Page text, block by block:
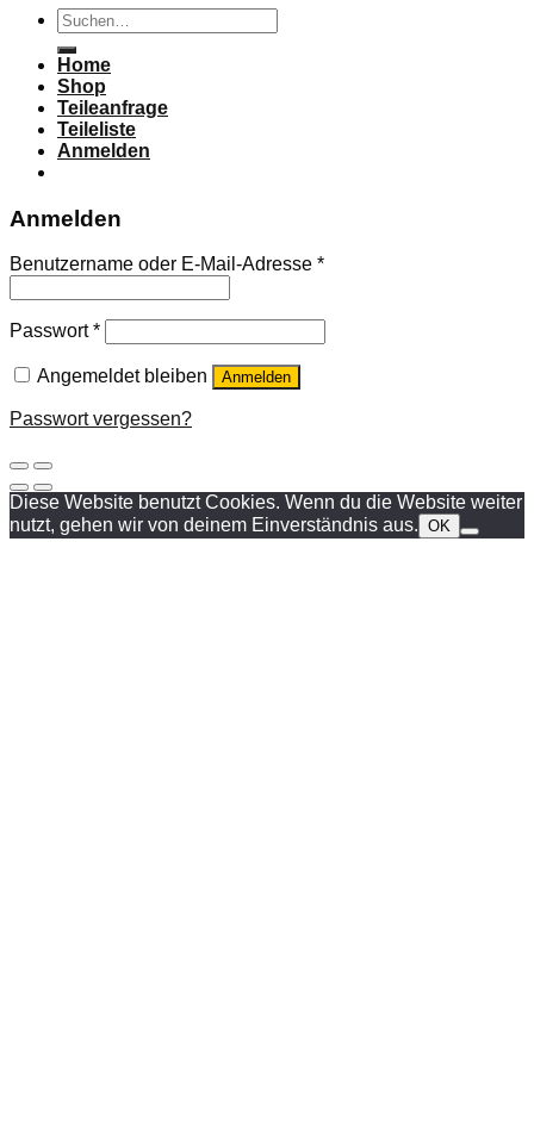
Suchen
nach:
Home
Shop
Teileanfrage
Teileliste
Anmelden
Anmelden
Benutzername oder E-Mail-Adresse *
Passwort*
Angemeldet bleiben Anmelden
Passwort vergessen?
Diese Website benutzt Cookies. Wenn du die Website weiter
nutzt, gehen wir von deinem Einverständnis aus. OK